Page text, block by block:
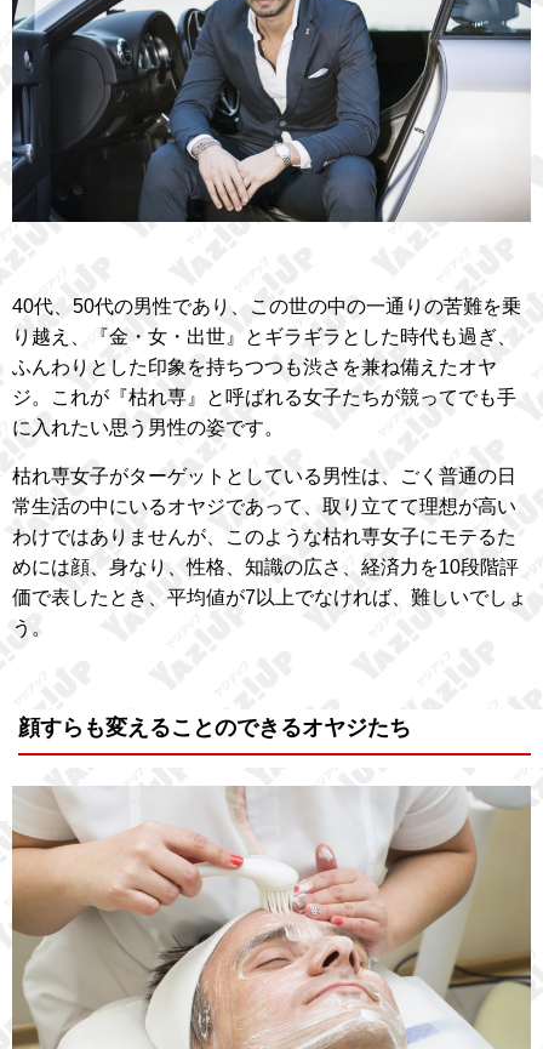
40代、50代の男性であり、この世の中の一通りの苦難を乗
り越え、『金・女・出世』とギラギラとした時代も過ぎ、
ふんわりとした印象を持ちつつも渋さを兼ね備えたオヤ
ジ。これが『枯れ専』と呼ばれる女子たちが競ってでも手
に入れたい思う男性の姿です。
枯れ専女子がターゲットとしている男性は、ごく普通の日
常生活の中にいるオヤジであって、取り立てて理想が高い
わけではありませんが、このような枯れ専女子にモテるた
めには顔、身なり、性格、知識の広さ、経済力を10段階評
価で表したとき、平均値が7以上でなければ、難しいでしょ
う。
顔すらも変えることのできるオヤジたち